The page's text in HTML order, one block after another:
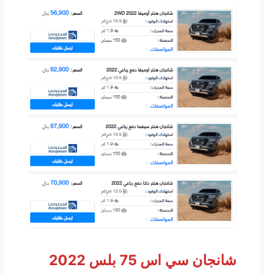
شانجان سي اس 75 بلس 2022